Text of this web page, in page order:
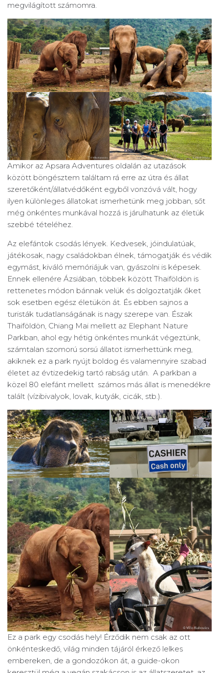
megvilágított számomra.
Amikor az Apsara Adventures oldalán az utazások
között böngésztem találtam rá erre az útra és állat
szeretőként/állatvédőként egyből vonzóvá vált, hogy
ilyen különleges állatokat ismerhetünk meg jobban, sőt
még önkéntes munkával hozzá is járulhatunk az életük
szebbé tételéhez.
Az elefántok csodás lények. Kedvesek, jóindulatúak,
játékosak, nagy családokban élnek, támogatják és védik
egymást, kiváló memóriájuk van, gyászolni is képesek.
Ennek ellenére Ázsiában, többek között Thaiföldön is
rettenetes módon bánnak velük és dolgoztatják őket
sok esetben egész életükön át. És ebben sajnos a
turisták tudatlanságának is nagy szerepe van. Észak
Thaiföldön, Chiang Mai mellett az Elephant Nature
Parkban, ahol egy hétig önkéntes munkát végeztünk,
számtalan szomorú sorsú állatot ismerhettünk meg,
akiknek ez a park nyújt boldog és valamennyire szabad
életet az évtizedekig tartó rabság után. A parkban a
közel 80 elefánt mellett számos más állat is menedékre
talált (vízibivalyok, lovak, kutyák, cicák, stb.).
Ez a park egy csodás hely! Érződik nem csak az ott
önkénteskedő, világ minden tájáról érkező lelkes
embereken, de a gondozókon át, a guide-okon